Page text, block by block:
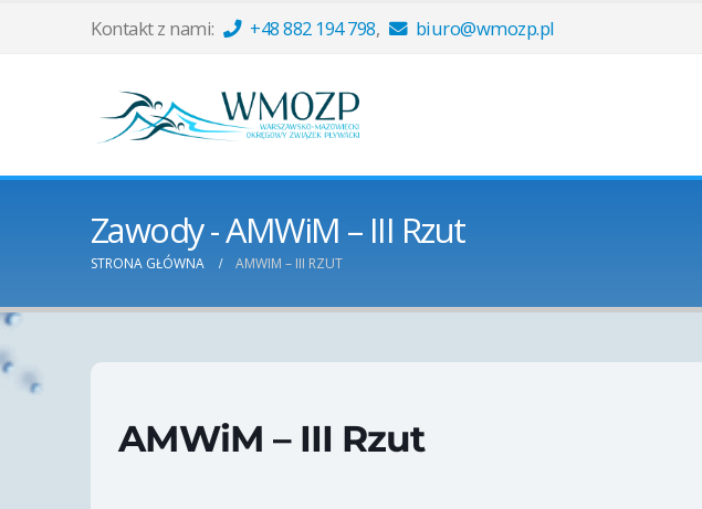
Kontakt z nami: +48 882 194 798, biuro@wmozp.pl
Zawody - AMWiM – III Rzut
STRONA GŁÓWNA AMWIM – III RZUT
AMWiM – III Rzut